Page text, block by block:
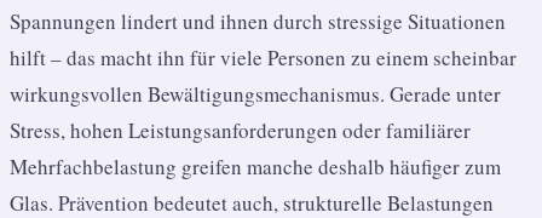
Spannungen lindert und ihnen durch stressige Situationen
hilft – das macht ihn für viele Personen zu einem scheinbar
wirkungsvollen Bewältigungsmechanismus. Gerade unter
Stress, hohen Leistungsanforderungen oder familiärer
Mehrfachbelastung greifen manche deshalb häufiger zum
Glas. Prävention bedeutet auch, strukturelle Belastungen